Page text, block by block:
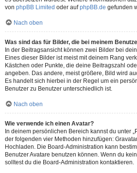
von phpBB Limited oder aufphpBB.de gefunden
Nach oben
Was sind das für Bilder, die bei meinem
In der Beitragsansicht können zwei Bilder bei
Eines dieser Bilder ist meist mit deinem Rang
Kästchen oder Punkte, die deine Beitragszahl
angeben. Das andere, meist größere, Bild wird
Es handelt sich hierbei in der Regel um ein
Benutzer zu Benutzer unterschiedlich ist.
Nach oben
Wie verwende ich einen Avatar?
In deinem persönlichen Bereich kannst du unter
der folgenden vier Methoden hinzufügen:
Hochladen. Die Board-Administration kann
Benutzer Avatare benutzen können. Wenn du
solltest du die Board-Administration kontaktieren.